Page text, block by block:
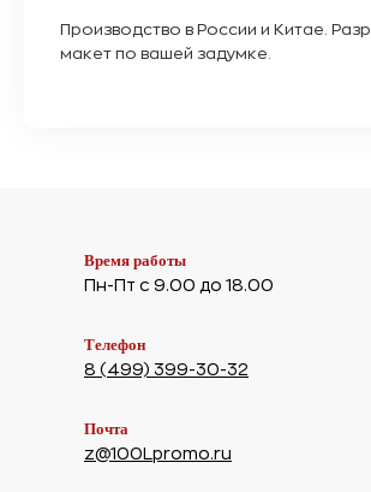
Производство в России и Китае.
макет по вашей задумке.
Время работы
Пн-Пт с 9.00 до 18.00
Телефон
8 (499) 399-30-32
Почта
z@100Lpromo.ru